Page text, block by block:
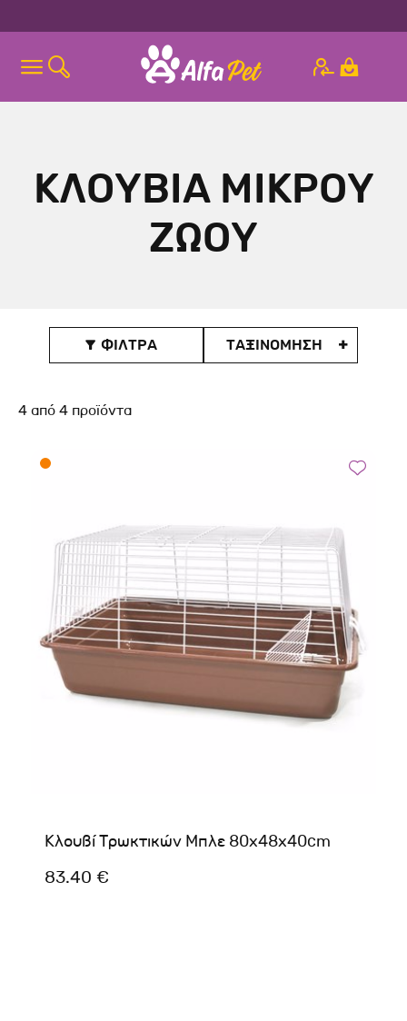
ΚΛΟΥΒΙΑ ΜΙΚΡΟΥ
ΖΩΟΥ
 ΦΙΛΤΡΑ ΤΑΞΙΝOΜΗΣΗ
4από4 προϊόντα
Κλουβί Τρωκτικών Μπλε 80x48x40cm
83.40 €